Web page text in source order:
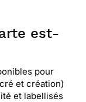
l'automne
est-
pour
et création)
et labellisés